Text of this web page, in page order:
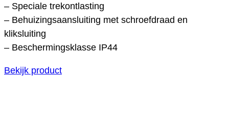
– Speciale trekontlasting
– Behuizingsaansluiting met schroefdraad en
kliksluiting
– Beschermingsklasse IP44
Bekijk product